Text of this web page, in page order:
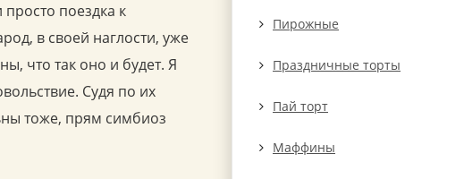
поездка к
в своей наглости, уже
что так оно и будет. Я
Судя по их
тоже, прям симбиоз
Пирожные
Праздничные торты
Пай торт
Маффины